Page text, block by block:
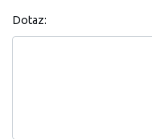
Dotaz: